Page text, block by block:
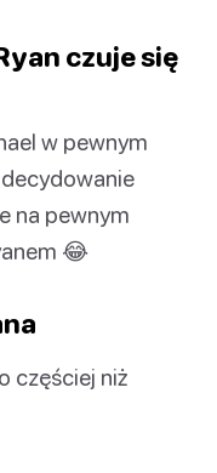
czuje się
w pewnym
na pewnym
😂
częściej niż